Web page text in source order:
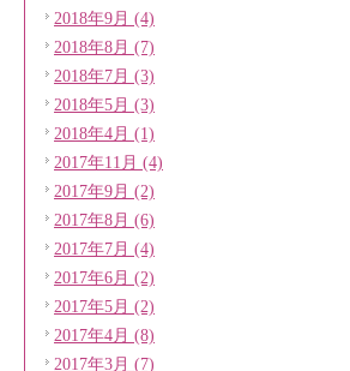
2018年9月 (4)
2018年8月 (7)
2018年7月 (3)
2018年5月 (3)
2018年4月 (1)
2017年11月 (4)
2017年9月 (2)
2017年8月 (6)
2017年7月 (4)
2017年6月 (2)
2017年5月 (2)
2017年4月 (8)
2017年3月 (7)